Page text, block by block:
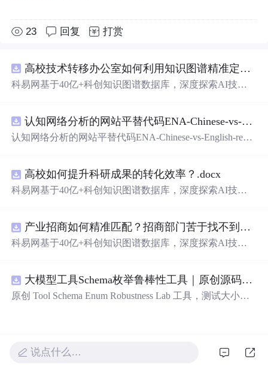
23 回复 打赏
高校技术转移办公室如何利用知识图谱精准定位产业需求与技术适配点？.docx
科易网基于40亿+科创知识图谱数据库，深度探索AI技术
新领域的AI+数智化解决方案，推动科技创新与产业创新
智能化发展。
认知网络分析的网站平替代码ENA-Chinese-vs-English-reproducible.zip
认知网络分析的网站平替代码ENA-Chinese-vs-English-repro
高校如何提升科研成果的转化效率？.docx
科易网基于40亿+科创知识图谱数据库，深度探索AI技术
新领域的AI+数智化解决方案，推动科技创新与产业创新
智能化发展。
产业招商如何精准匹配？招商部门苦于找不到符合产业链补链强链方向的目标企业怎么办？.docx
科易网基于40亿+科创知识图谱数据库，深度探索AI技术
新领域的AI+数智化解决方案，推动科技创新与产业创新
智能化发展。
大模型工具Schema枚举鲁棒性工具｜原创源码+测试+离线报告
原创 Tool Schema Enum Robustness Lab 工具，测试大小
真实运行效果图、README、运行说明、功能清单、MIT
License 及原创与授权声明。运行时零第三方依赖，不包含
说点什么…